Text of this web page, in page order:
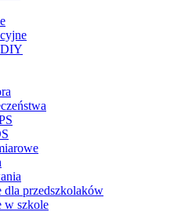
dla przedszkolaków
w szkole